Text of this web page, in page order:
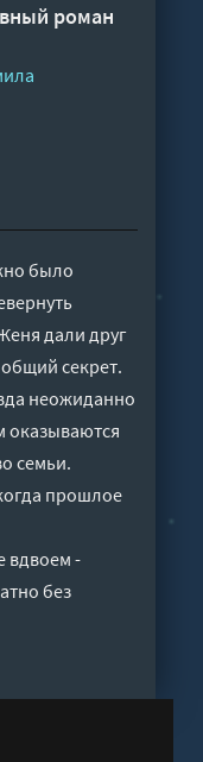
роман
было
дали друг
секрет.
неожиданно
оказываются
семьи.
прошлое
вдвоем -
без